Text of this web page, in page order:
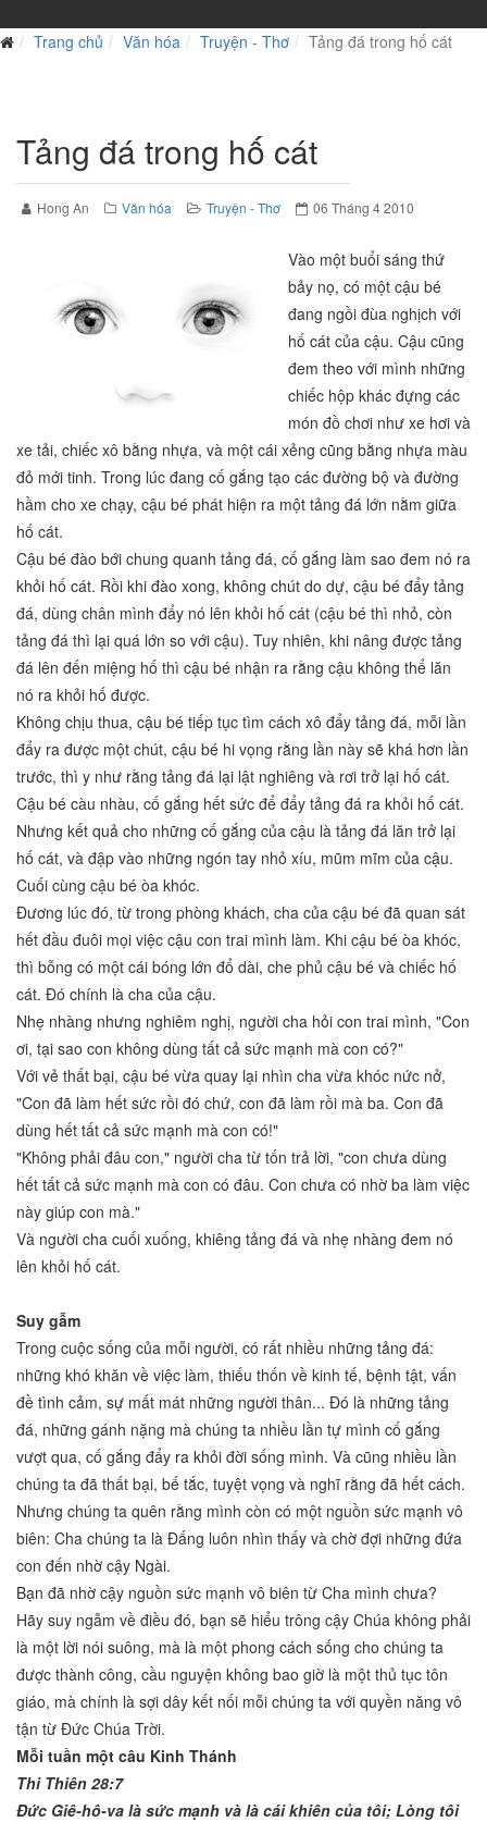
Trang chủ Văn hóa Truyện - Thơ Tảng đá trong hố cát
Tảng đá trong hố cát
Hong An Văn hóa Truyện - Thơ 06 Tháng 4 2010
Vào một buổi sáng thứ
bảy nọ, có một cậu bé
đang ngồi đùa nghịch với
hố cát của cậu. Cậu cũng
đem theo với mình những
chiếc hộp khác đựng các
món đồ chơi như xe hơi và
xe tải, chiếc xô bằng nhựa, và một cái xẻng cũng bằng nhựa màu
đỏ mới tinh. Trong lúc đang cố gắng tạo các đường bộ và đường
hầm cho xe chạy, cậu bé phát hiện ra một tảng đá lớn nằm giữa
hố cát.
Cậu bé đào bới chung quanh tảng đá, cố gắng làm sao đem nó ra
khỏi hố cát. Rồi khi đào xong, không chút do dự, cậu bé đẩy tảng
đá, dùng chân mình đẩy nó lên khỏi hố cát (cậu bé thì nhỏ, còn
tảng đá thì lại quá lớn so với cậu). Tuy nhiên, khi nâng được tảng
đá lên đến miệng hố thì cậu bé nhận ra rằng cậu không thể lăn
nó ra khỏi hố được.
Không chịu thua, cậu bé tiếp tục tìm cách xô đẩy tảng đá, mỗi lần
đẩy ra được một chút, cậu bé hi vọng rằng lần này sẽ khá hơn lần
trước, thì y như rằng tảng đá lại lật nghiêng và rơi trở lại hố cát.
Cậu bé càu nhàu, cố gắng hết sức để đẩy tảng đá ra khỏi hố cát.
Nhưng kết quả cho những cố gắng của cậu là tảng đá lăn trở lại
hố cát, và đập vào những ngón tay nhỏ xíu, mũm mĩm của cậu.
Cuối cùng cậu bé òa khóc.
Đương lúc đó, từ trong phòng khách, cha của cậu bé đã quan sát
hết đầu đuôi mọi việc cậu con trai mình làm. Khi cậu bé òa khóc,
thì bỗng có một cái bóng lớn đổ dài, che phủ cậu bé và chiếc hố
cát. Đó chính là cha của cậu.
Nhẹ nhàng nhưng nghiêm nghị, người cha hỏi con trai mình, "Con
ơi, tại sao con không dùng tất cả sức mạnh mà con có?"
Với vẻ thất bại, cậu bé vừa quay lại nhìn cha vừa khóc nức nở,
"Con đã làm hết sức rồi đó chứ, con đã làm rồi mà ba. Con đã
dùng hết tất cả sức mạnh mà con có!"
"Không phải đâu con," người cha từ tốn trả lời, "con chưa dùng
hết tất cả sức mạnh mà con có đâu. Con chưa có nhờ ba làm việc
này giúp con mà."
Và người cha cuối xuống, khiêng tảng đá và nhẹ nhàng đem nó
lên khỏi hố cát.
Suy gẫm
Trong cuộc sống của mỗi người, có rất nhiều những tảng đá:
những khó khăn về việc làm, thiếu thốn về kinh tế, bệnh tật, vấn
đề tình cảm, sự mất mát những người thân... Đó là những tảng
đá, những gánh nặng mà chúng ta nhiều lần tự mình cố gắng
vượt qua, cố gắng đẩy ra khỏi đời sống mình. Và cũng nhiều lần
chúng ta đã thất bại, bế tắc, tuyệt vọng và nghĩ rằng đã hết cách.
Nhưng chúng ta quên rằng mình còn có một nguồn sức mạnh vô
biên: Cha chúng ta là Đấng luôn nhìn thấy và chờ đợi những đứa
con đến nhờ cậy Ngài.
Bạn đã nhờ cậy nguồn sức mạnh vô biên từ Cha mình chưa?
Hãy suy ngẫm về điều đó, bạn sẽ hiểu trông cậy Chúa không phải
là một lời nói suông, mà là một phong cách sống cho chúng ta
được thành công, cầu nguyện không bao giờ là một thủ tục tôn
giáo, mà chính là sợi dây kết nối mỗi chúng ta với quyền năng vô
tận từ Đức Chúa Trời.
Mỗi tuần một câu Kinh Thánh
Thi Thiên 28:7
Đức Giê-hô-va là sức mạnh và là cái khiên của tôi; Lòng tôi